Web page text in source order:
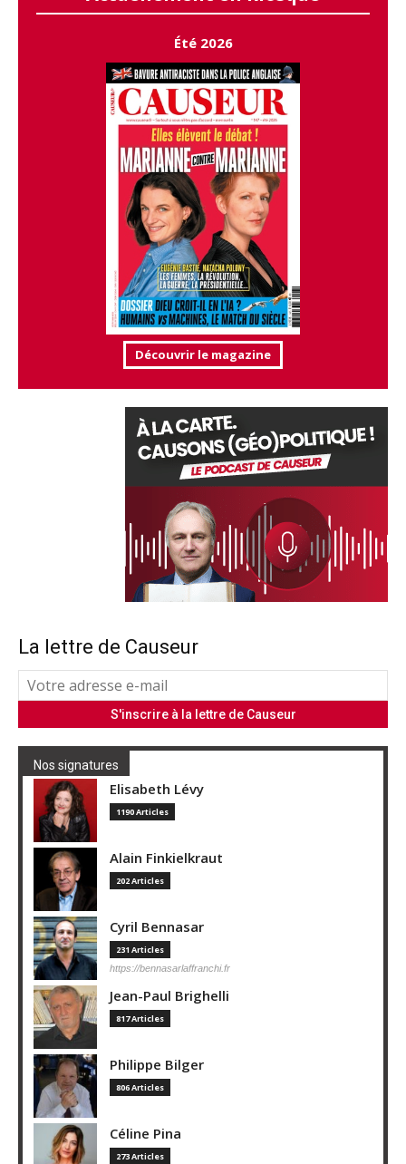
Été 2026
Découvrir le magazine
La lettre de Causeur
Nos signatures
Elisabeth Lévy
1190 Articles
Alain Finkielkraut
202 Articles
Cyril Bennasar
231 Articles
https://bennasarlaffranchi.fr
Jean-Paul Brighelli
817 Articles
Philippe Bilger
806 Articles
Céline Pina
273 Articles